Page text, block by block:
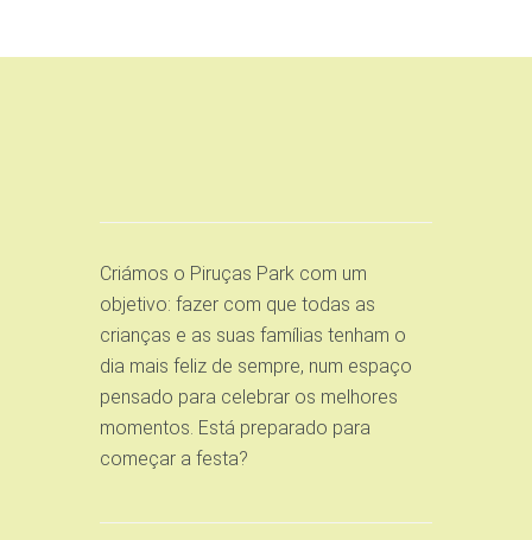
Criámos o Piruças Park com um
objetivo: fazer com que todas as
crianças e as suas famílias tenham o
dia mais feliz de sempre, num espaço
pensado para celebrar os melhores
momentos. Está preparado para
começar a festa?